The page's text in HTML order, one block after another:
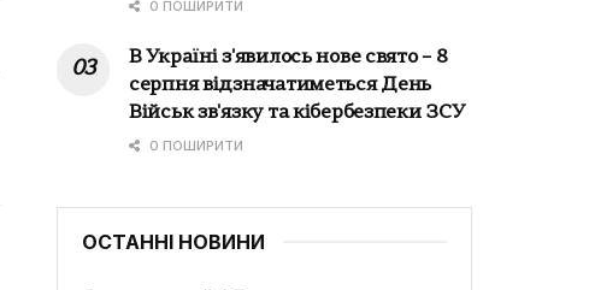
0 ПОШИРИТИ
В Україні з'явилось нове свято – 8
серпня відзначатиметься День
Військ зв'язку та кібербезпеки ЗСУ
0 ПОШИРИТИ
ОСТАННІ НОВИНИ